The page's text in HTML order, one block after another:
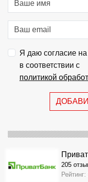
Я даю согласие
в соответствии с
политикой
205
Рейтинг: